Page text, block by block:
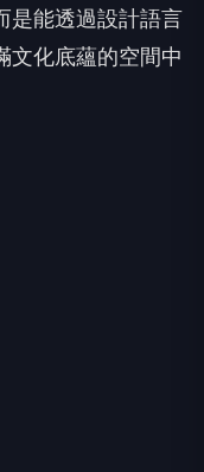
是能透過設計語言
文化底蘊的空間中